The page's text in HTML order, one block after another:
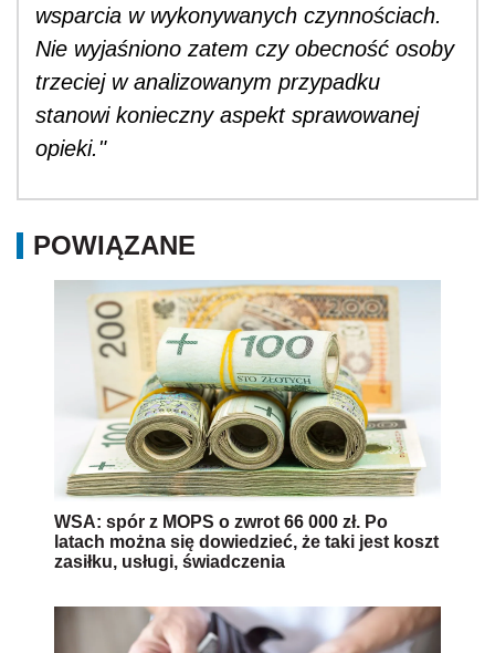
wsparcia w wykonywanych czynnościach.
Nie wyjaśniono zatem czy obecność osoby
trzeciej w analizowanym przypadku
stanowi konieczny aspekt sprawowanej
opieki."
POWIĄZANE
WSA: spór z MOPS o zwrot 66 000 zł. Po
latach można się dowiedzieć, że taki jest koszt
zasiłku, usługi, świadczenia